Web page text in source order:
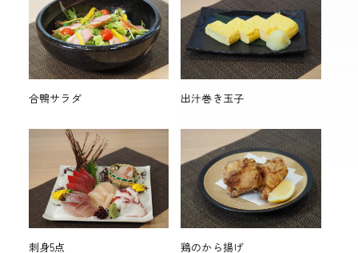
合鴨サラダ 出汁巻き玉子
刺身5点 鶏のから揚げ